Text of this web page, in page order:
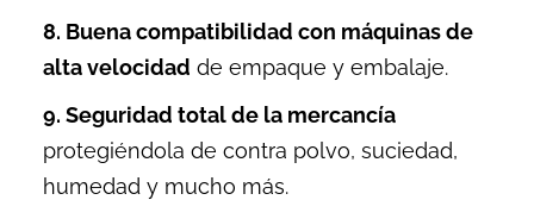
8. Buena compatibilidad con máquinas de
alta velocidad de empaque y embalaje.
9. Seguridad total de la mercancía
protegiéndola de contra polvo, suciedad,
humedad y mucho más.